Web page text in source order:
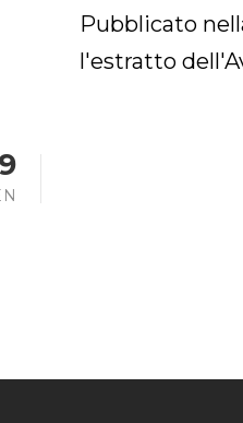
Pubblicato
l'estratto